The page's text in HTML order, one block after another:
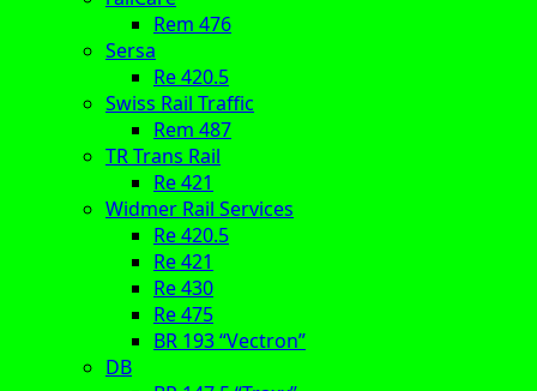
Rem 476
Sersa
Re 420.5
Swiss Rail Traffic
Rem 487
TR Trans Rail
Re 421
Widmer Rail Services
Re 420.5
Re 421
Re 430
Re 475
BR 193 “Vectron”
DB